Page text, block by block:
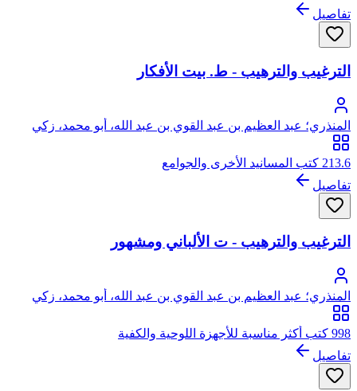
تفاصيل
الترغيب والترهيب - ط. بيت الأفكار
المنذري؛ عبد العظيم بن عبد القوي بن عبد الله، أبو محمد، زكي
الدين المنذري
213.6 كتب المسانيد الأخرى والجوامع
تفاصيل
الترغيب والترهيب - ت الألباني ومشهور
المنذري؛ عبد العظيم بن عبد القوي بن عبد الله، أبو محمد، زكي
الدين المنذري
998 كتب أكثر مناسبة للأجهزة اللوحية والكفية
تفاصيل